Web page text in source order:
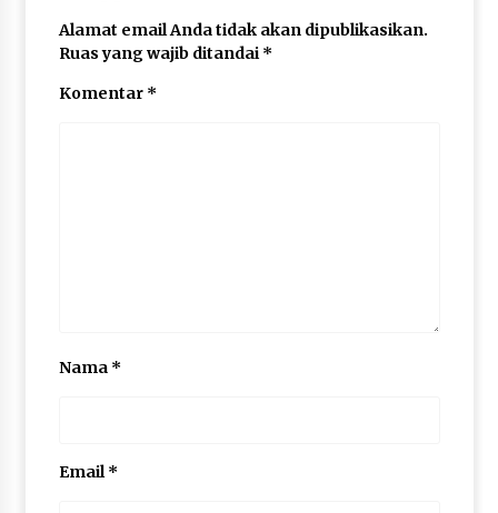
Alamat email Anda tidak akan dipublikasikan.
Ruas yang wajib ditandai *
Komentar *
Nama *
Email *